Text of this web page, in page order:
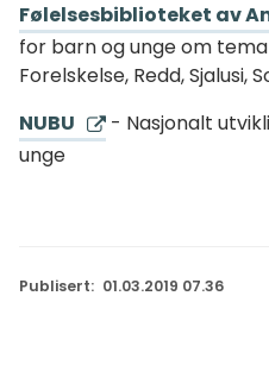
Følelsesbiblioteket av
for barn og unge om tema
Forelskelse, Redd, Sjalusi,
NUBU
- Nasjonalt
unge
Publisert 01.03.2019 07.36